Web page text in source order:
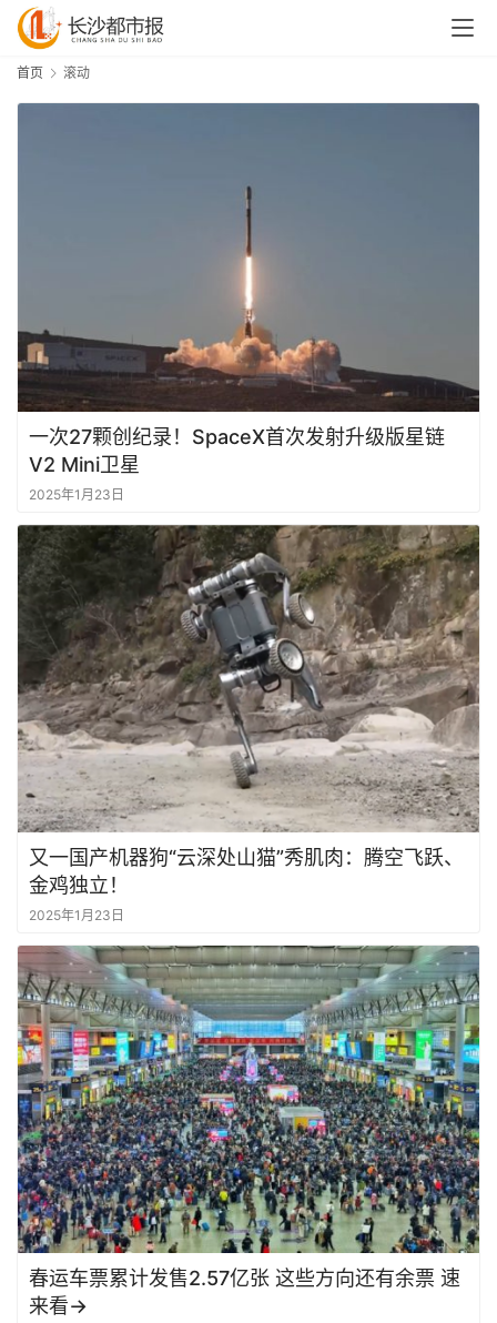
首页 滚动
一次27颗创纪录！SpaceX首次发射升级版星链
V2 Mini卫星
2025年1月23日
又一国产机器狗“云深处山猫”秀肌肉：腾空飞跃、
金鸡独立！
2025年1月23日
春运车票累计发售2.57亿张 这些方向还有余票 速
来看→